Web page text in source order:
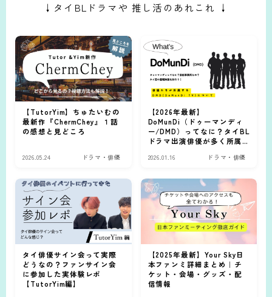
↓タイBLドラマや 推し活のあれこれ ↓
【TutorYim】ちゅたいむの
最新作『ChermChey』１話
の感想と見どころ
2026.05.24 ドラマ・俳優
【2026年最新】
DoMunDi（ドゥーマンディ
ー/DMD）ってなに？タイBL
ドラマ出演俳優が多く所属
2026.01.16 ドラマ・俳優
タイ俳優サイン会って実際
どうなの？ファンサイン会
に参加した実体験レポ
【TutorYim編】
【2025年最新】Your Sky日
本ファンミ詳細まとめ｜チ
ケット・会場・グッズ・配
信情報